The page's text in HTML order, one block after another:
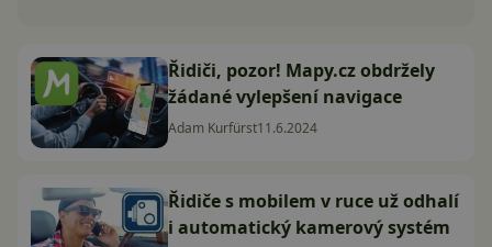
Řidiči, pozor! Mapy.cz obdržely
žádané vylepšení navigace
Adam Kurfürst11.6.2024
Řidiče s mobilem v ruce už odhalí
i automatický kamerový systém